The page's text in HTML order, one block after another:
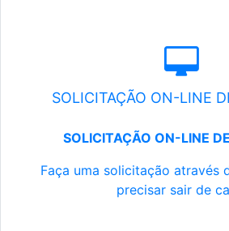
SOLICITAÇÃO ON-LINE
SOLICITAÇÃO ON-LINE
Faça uma solicitação através
precisar sair de